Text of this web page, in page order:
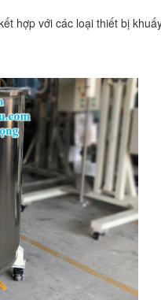
hợp với các loại thiết bị